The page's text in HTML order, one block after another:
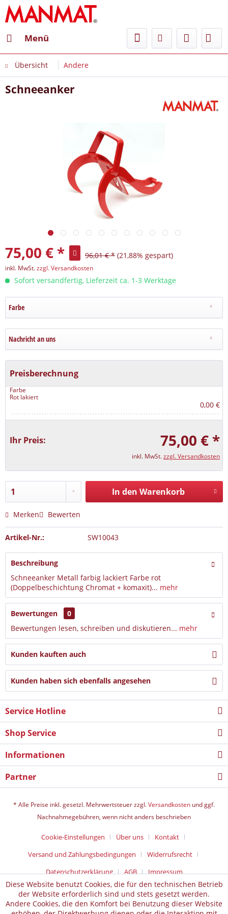
Menü
Übersicht Andere
Schneeanker
75,00 € * 96,01 € * (21,88% gespart)
inkl. MwSt.zzgl. Versandkosten
Sofort versandfertig, Lieferzeit ca. 1-3 Werktage
Farbe
Nachricht an uns
Preisberechnung
Farbe
Rot lakiert
0,00 €
Ihr Preis: 75,00 € *
inkl. MwSt.zzgl. Versandkosten
In den Warenkorb
Merken Bewerten
Artikel-Nr.: SW10043
Beschreibung
Schneeanker Metall farbig lackiert Farbe rot
(Doppelbeschichtung Chromat + komaxit)... mehr
Bewertungen
0
Bewertungen lesen, schreiben und diskutieren... mehr
Kunden kauften auch
Kunden haben sich ebenfalls angesehen
Service Hotline
Shop Service
Informationen
Partner
* Alle Preise inkl. gesetzl. Mehrwertsteuer zzgl.Versandkosten und ggf.
Nachnahmegebühren, wenn nicht anders beschrieben
Cookie-Einstellungen Über uns
Kontakt
Versand und Zahlungsbedingungen
Widerrufsrecht
Datenschutz­erklärung
AGB Impressum
Diese Website benutzt Cookies, die für den technischen Betrieb
der Website erforderlich sind und stets gesetzt werden.
Andere Cookies, die den Komfort bei Benutzung dieser Website